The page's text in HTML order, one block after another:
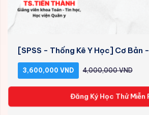
[SPSS - Thống Kê Y Học] Cơ Bản
3,600,000 VND 4,000,000 VND
Đăng Ký Học Thử Miễn